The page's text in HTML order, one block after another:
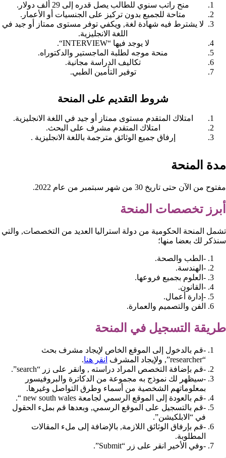
منح راتب سنوي للطالب يصل قدره إلى 29 ألف دولار.
متاحة للجميع بدون تركيز على الجنسيات أو الأعمار.
لا يشترط فيه شهادة لغة, ويكفي توفر مستوى ممتاز أو جيد في
اللغة الانجليزية.
لا يوجد فيها “INTERVIEW
“.
منحة موجه لطلبة الماجستير والدكتوراه.
تكاليف الدراسة مجانية.
توفير التأمين الطبي.
شروط التقديم على المنحة
امتلاك المتقدم مستوى ممتاز أو جيد في اللغة الانجليزية.
امتلاك المتقدم مشرف على البحث.
إرفاق جميع الوثائق مترجمة باللغة الانجليزية .
مدة المنحة
مفتوح من الآن حتى تاريخ 30 من شهر سبتمبر من عام 2022.
أبرز تخصصات المنحة
تشمل المنحة الحكومية من دولة استراليا العديد من التخصصات, والتي
سنذكر لك بعضا منها؛
-الطب والصحة.
-الهندسة.
-العلوم بجميع فروعها.
-القانون.
-إدارة أعمال.
الفن والتصميم والعمارة.
طريقة التسجيل في المنحة
-قم بالدخول إلى الموقع الخاص لإيجاد مشرف بحث
“researcher”, ولإيجاد المشرف
انقر هنا.
-قم بإضافة التخصص المراد دراسته , وانقر على زر “search”.
-سيظهر لك نموذج به مجموعة من الدكاترة والبروفيسور
بمعلوماتهم الشخصية من أسماء وطرق التواصل وغيرها.
-قم بالعودة إلى الموقع الرسمي لجامعة new south wales “.
-قم بالتسجيل على الموقع الرسمي, وبعدها قم بملء الحقول
في “الابلكيشن”.
-قم بإرفاق الوثائق اللازمة, بالإضافة إلى ملء المقالات
المطلوبة.
-وفي الأخير انقر على زر “Submit”.